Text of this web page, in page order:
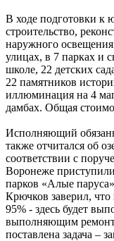
В ходе подготовки к
строительство,
наружного
улицах, в 7 парках и
школе, 22 детских
22 памятников
иллюминация на 4
дамбах. Общая
Исполняющий
также отчитался об
соответствии с
Воронеже
парков «Алые
Крючков заверил, что
95% - здесь будет
выполняющим
поставлена задача –